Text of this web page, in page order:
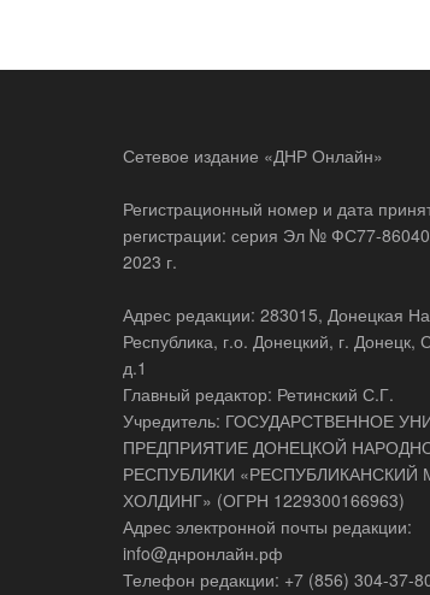
Сетевое издание «ДНР Онлайн»
Регистрационный номер и дата
регистрации: серия Эл № ФС77-86040
2023 г.
Адрес редакции: 283015, Донецкая
Республика, г.о. Донецкий, г. Донецк,
д.1
Главный редактор: Ретинский С.Г.
Учредитель: ГОСУДАРСТВЕННОЕ
ПРЕДПРИЯТИЕ ДОНЕЦКОЙ
РЕСПУБЛИКИ «РЕСПУБЛИКАНСКИЙ
ХОЛДИНГ» (ОГРН 1229300166963)
Адрес электронной почты редакции:
info@днронлайн.рф
Телефон редакции: +7 (856) 304-37-